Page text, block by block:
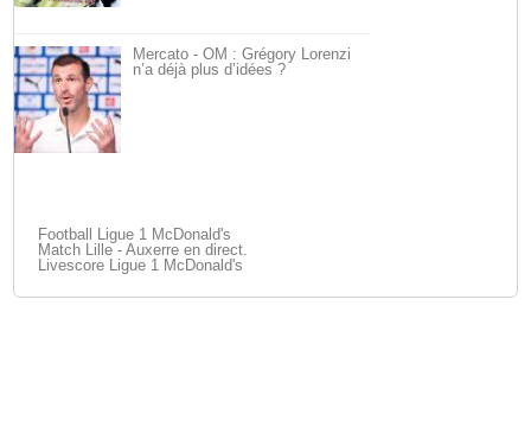
Mercato - OM : Grégory Lorenzi
n’a déjà plus d’idées ?
Football Ligue 1 McDonald's
Match Lille - Auxerre en direct.
Livescore Ligue 1 McDonald's